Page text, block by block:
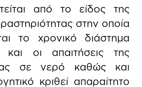
από το είδος της
στην οποία
το χρονικό διάστημα
και οι απαιτήσεις της
σε νερό καθώς και
κριθεί απαραίτητο